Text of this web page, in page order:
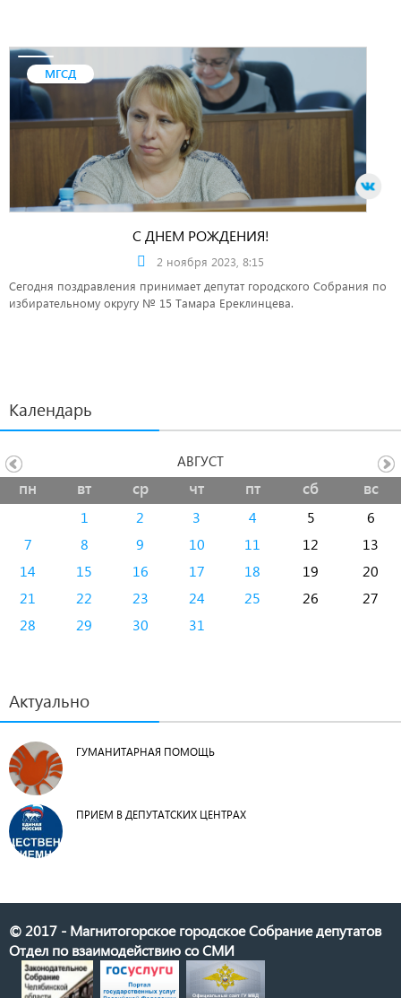
МГСД
С ДНЕМ РОЖДЕНИЯ!
2 ноября 2023, 8:15
Сегодня поздравления принимает депутат городского Собрания по
избирательному округу № 15 Тамара Ереклинцева.
Календарь
пн вт ср чт пт сб вс
1 2 3 4 5
6
7
8 9 10 11 12
13
14
15 16 17 18 19
20
21
22 23 24 25 26
27
28
29 30 31
АВГУСТ
Актуально
ГУМАНИТАРНАЯ ПОМОЩЬ
ПРИЕМ В ДЕПУТАТСКИХ ЦЕНТРАХ
© 2017 - Магнитогорское городское Собрание депутатов
Отдел по взаимодействию со СМИ